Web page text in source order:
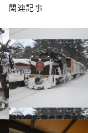
関連記事
2023.12.16
【画像】青森県の冬の絶景10選をすべて見る！
旅＆お出かけ